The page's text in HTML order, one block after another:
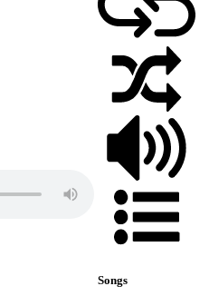
Songs